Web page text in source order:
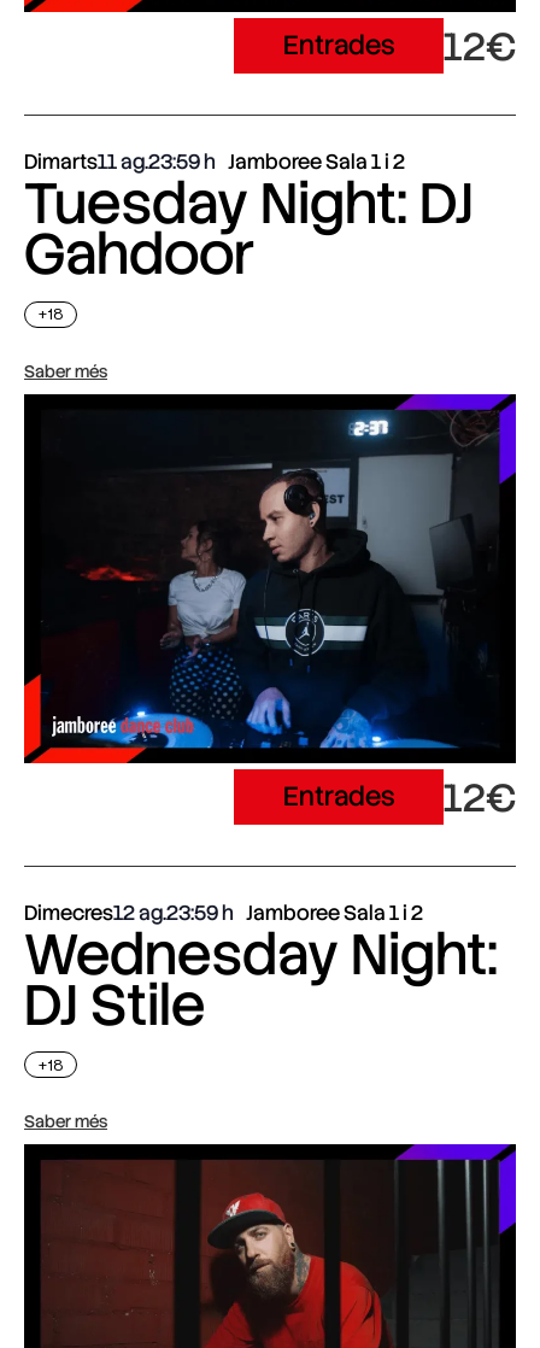
Entrades 12€
Dimarts11 ag.23:59 Jamboree Sala 1 i 2
Tuesday Night: DJ
Gahdoor
+18
Saber més
Entrades 12€
Dimecres12 ag.23:59 Jamboree Sala 1 i 2
Wednesday Night:
DJ Stile
+18
Saber més